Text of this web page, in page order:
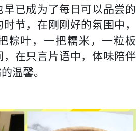
已成为了每日可以品尝的
节，在刚刚好的氛围中，
粽叶，一把糯米，一粒板
，在只言片语中，体味陪伴
温馨。